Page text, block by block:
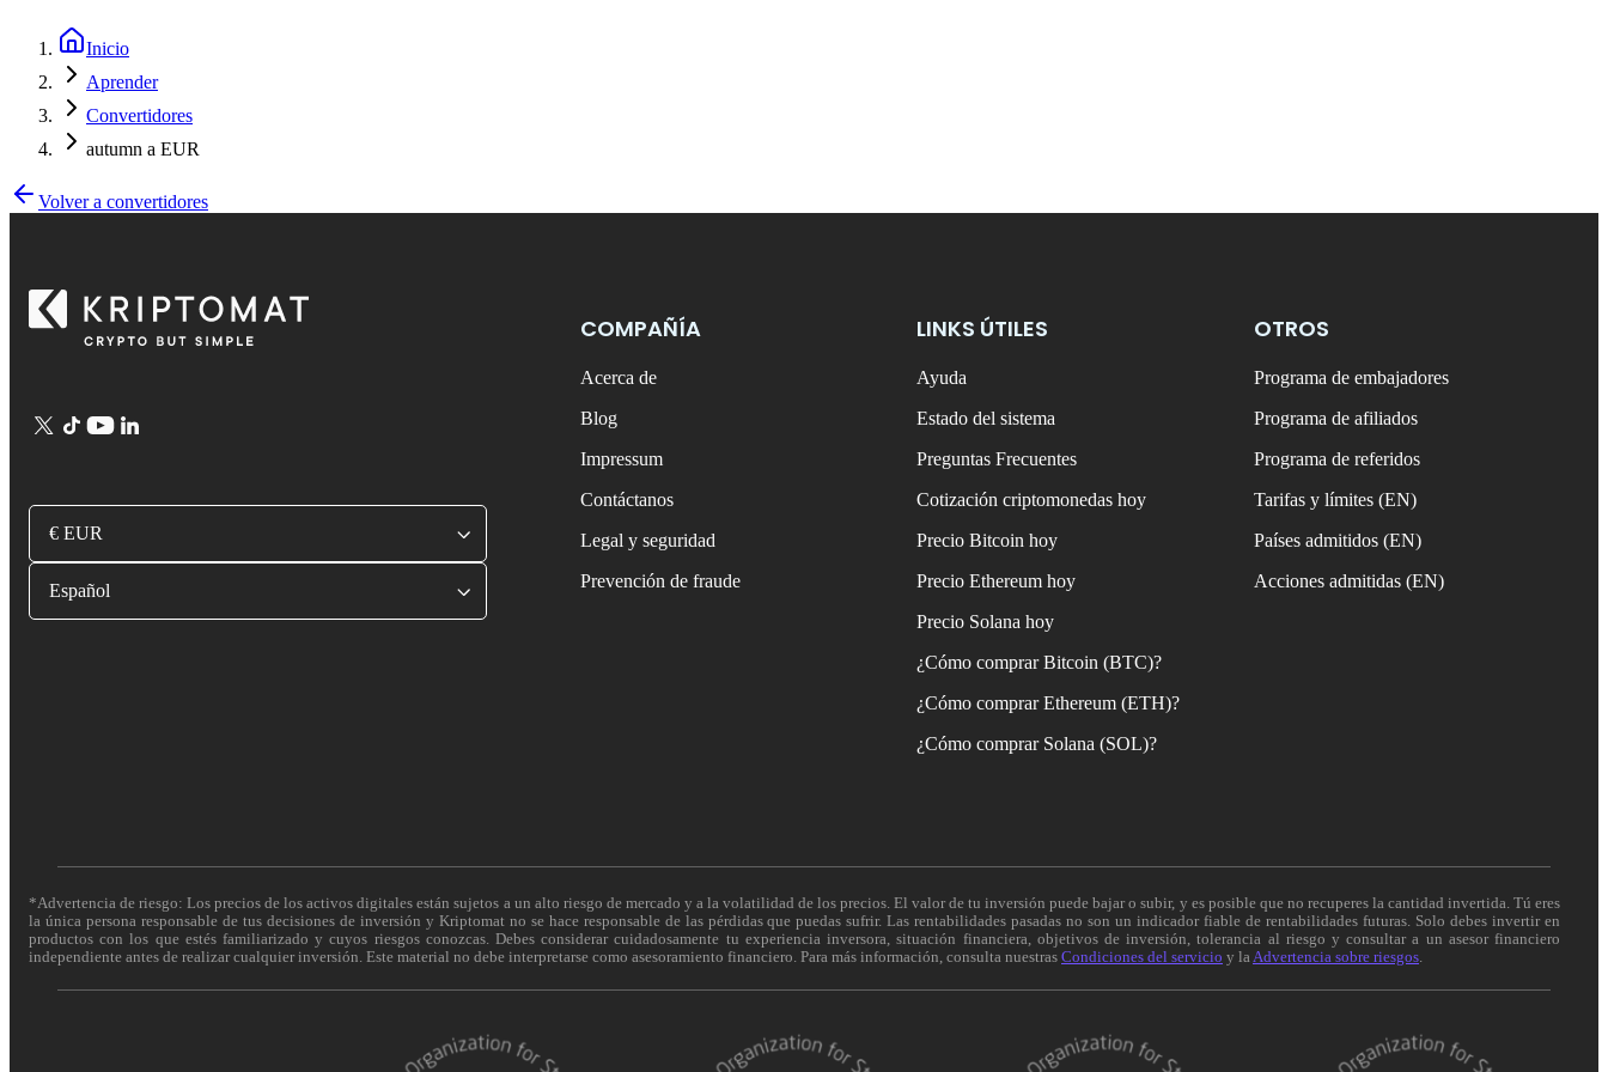
Inicio
Aprender
Convertidores
autumn a EUR
Volver a convertidores
€ EUR
Español
COMPAÑÍA
Acerca de
Blog
Impressum
Contáctanos
Legal y seguridad
Prevención de fraude
LINKS ÚTILES
Ayuda
Estado del sistema
Preguntas Frecuentes
Cotización criptomonedas hoy
Precio Bitcoin hoy
Precio Ethereum hoy
Precio Solana hoy
¿Cómo comprar Bitcoin (BTC)?
¿Cómo comprar Ethereum (ETH)?
¿Cómo comprar Solana (SOL)?
OTROS
Programa de embajadores
Programa de afiliados
Programa de referidos
Tarifas y límites (EN)
Países admitidos (EN)
Acciones admitidas (EN)
*Advertencia de riesgo: Los precios de los activos digitales están sujetos a un alto riesgo de mercado y a la volatilidad de los precios. El valor de tu inversión puede bajar o subir, y es posible que no recuperes la cantidad invertida. Tú eres
la única persona responsable de tus decisiones de inversión y Kriptomat no se hace responsable de las pérdidas que puedas sufrir. Las rentabilidades pasadas no son un indicador fiable de rentabilidades futuras. Solo debes invertir en
productos con los que estés familiarizado y cuyos riesgos conozcas. Debes considerar cuidadosamente tu experiencia inversora, situación financiera, objetivos de inversión, tolerancia al riesgo y consultar a un asesor financiero
independiente antes de realizar cualquier inversión. Este material no debe interpretarse como asesoramiento financiero. Para más información, consulta nuestras Condiciones del servicio y la Advertencia sobre riesgos